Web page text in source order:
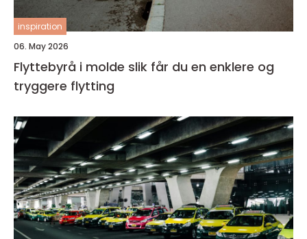
inspiration
06. May 2026
Flyttebyrå i molde slik får du en enklere og
tryggere flytting